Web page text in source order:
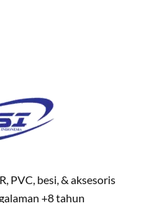
PVC, besi, & aksesoris
+8 tahun